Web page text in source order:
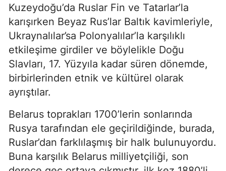
Kuzeydoğu’da Ruslar Fin ve Tatarlar’la
karışırken Beyaz Rus’lar Baltık kavimleriyle,
Ukraynalılar’sa Polonyalılar’la karşılıklı
etkileşime girdiler ve böylelikle Doğu
Slavları, 17. Yüzyıla kadar süren dönemde,
birbirlerinden etnik ve kültürel olarak
ayrıştılar.
Belarus toprakları 1700’lerin sonlarında
Rusya tarafından ele geçirildiğinde, burada,
Ruslar’dan farklılaşmış bir halk bulunuyordu.
Buna karşılık Belarus milliyetçiliği, son